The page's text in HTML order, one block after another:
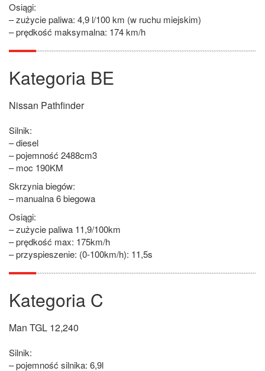
Osiągi:
– zużycie paliwa: 4,9 l/100 km (w ruchu miejskim)
– prędkość maksymalna: 174 km/h
Kategoria BE
Nissan Pathfinder
Silnik:
– diesel
– pojemność 2488cm3
– moc 190KM
Skrzynia biegów:
– manualna 6 biegowa
Osiągi:
– zużycie paliwa 11,9/100km
– prędkość max: 175km/h
– przyspieszenie: (0-100km/h): 11,5s
Kategoria C
Man TGL 12,240
Silnik:
– pojemność silnika: 6,9l